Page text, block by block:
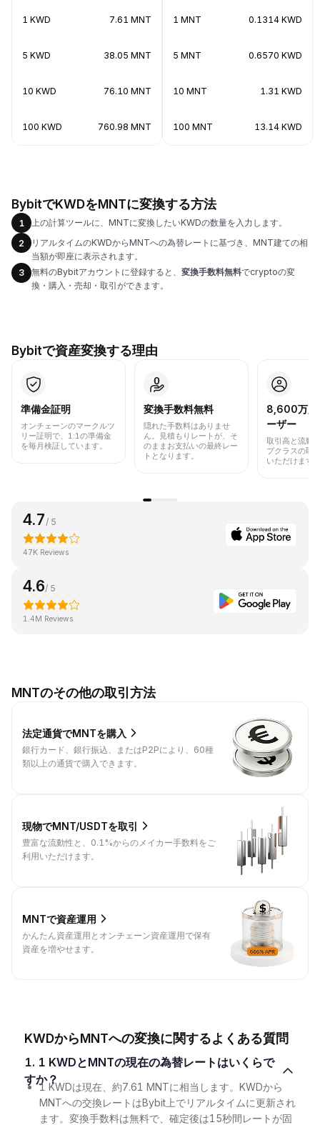
1 KWD 7.61 MNT
5 KWD 38.05 MNT
10 KWD 76.10 MNT
100 KWD 760.98 MNT
1 MNT 0.1314 KWD
5 MNT 0.6570 KWD
10 MNT 1.31 KWD
100 MNT 13.14 KWD
BybitでKWDをMNTに変換する方法
1
上の計算ツールに、MNTに変換したいKWDの数量を入力します。
2
リアルタイムのKWDからMNTへの為替レートに基づき、MNT建ての相
当額が即座に表示されます。
3
無料のBybitアカウントに登録すると、 変換手数料無料でcryptoの変
換・購入・売却・取引ができます。
Bybitで資産変換する理由
準備金証明
オンチェーンのマークルツ
リー証明で、1:1の準備金
を毎月検証しています。
変換手数料無料
隠れた手数料はありませ
ん。見積もりレートが、そ
のままお支払いの最終レー
トとなります。
8,600万人
ーザー
取引高と流動
プクラスの取
いただけます
4.7/ 5
47K Reviews
4.6/ 5
1.4M Reviews
MNTのその他の取引方法
法定通貨でMNTを購入
銀行カード、銀行振込、またはP2Pにより、60種
類以上の通貨で購入できます。
現物でMNT/USDTを取引
豊富な流動性と、0.1%からのメイカー手数料をご
利用いただけます。
MNTで資産運用
かんたん資産運用とオンチェーン資産運用で保有
資産を増やせます。
KWDからMNTへの変換に関するよくある質問
1. 1 KWDとMNTの現在の為替レートはいくらで
すか？
1 KWDは現在、約7.61 MNTに相当します。KWDから
MNTへの交換レートはBybit上でリアルタイムに更新され
ます。変換手数料は無料で、確定後は15秒間レートが固